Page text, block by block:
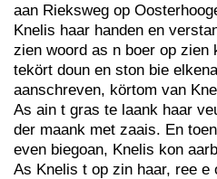
aan Rieksweg op
Knelis haar handen en
zien woord as n boer op zien
tekört doun en ston bie
aanschreven, körtom van
As ain t gras te laank haar
der maank met zaais. En
even biegoan, Knelis kon
As Knelis t op zin haar, ree e